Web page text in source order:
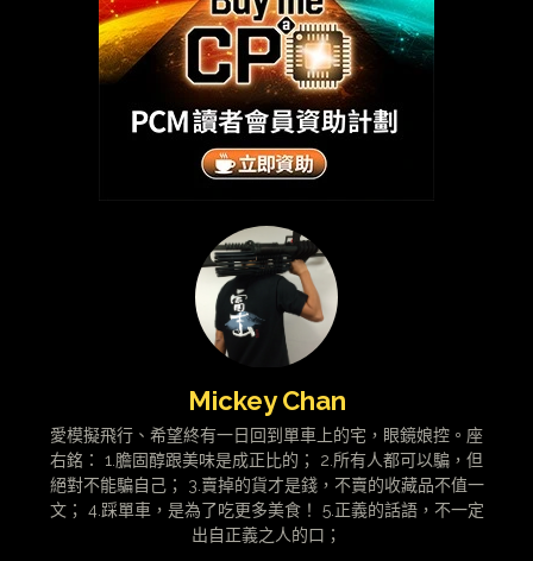
Mickey Chan
愛模擬飛行、希望終有一日回到單車上的宅，眼鏡娘控。座
右銘： 1.膽固醇跟美味是成正比的； 2.所有人都可以騙，但
絕對不能騙自己； 3.賣掉的貨才是錢，不賣的收藏品不值一
文； 4.踩單車，是為了吃更多美食！ 5.正義的話語，不一定
出自正義之人的口；